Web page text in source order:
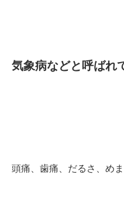
気象病などと呼ばれ
頭痛、歯痛、だるさ、めま